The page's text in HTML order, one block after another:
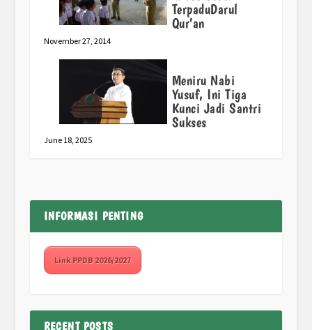
TerpaduDarul
Qur’an
November 27, 2014
Meniru Nabi
Yusuf, Ini Tiga
Kunci Jadi Santri
Sukses
June 18, 2025
INFORMASI PENTING
Link PPDB 2026/2027
RECENT POSTS